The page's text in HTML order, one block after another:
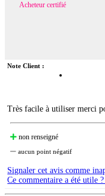
Acheteur certifié
Note Client :
Très facile à utiliser merci
non renseigné
aucun point négatif
Signaler cet avis comme
Ce commentaire a été utile